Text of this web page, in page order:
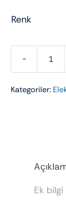
Renk
RKS
Kategoriler:
Ek bilgi